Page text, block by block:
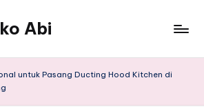
Abi
untuk Pasang Ducting Hood Kitchen di